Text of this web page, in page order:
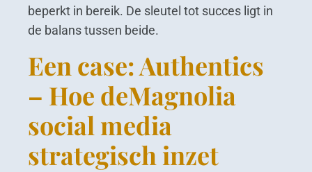
beperkt in bereik. De sleutel tot succes ligt in
de balans tussen beide.
Een case: Authentics
– Hoe deMagnolia
social media
strategisch inzet